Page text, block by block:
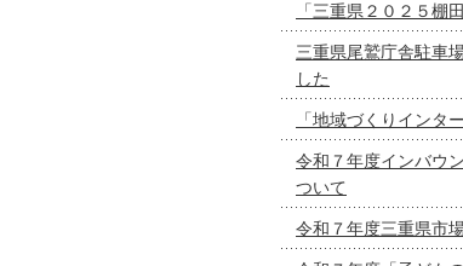
「三重県２０２５棚
三重県尾鷲庁舎駐車
した
「地域づくりインタ
令和７年度インバウ
ついて
令和７年度三重県市